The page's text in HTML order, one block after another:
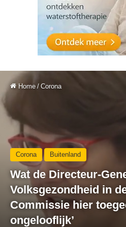
Home / Corona
Corona Buitenland
Wat de Directeur-
Volksgezondheid in
Commissie hier
ongelooflijk’